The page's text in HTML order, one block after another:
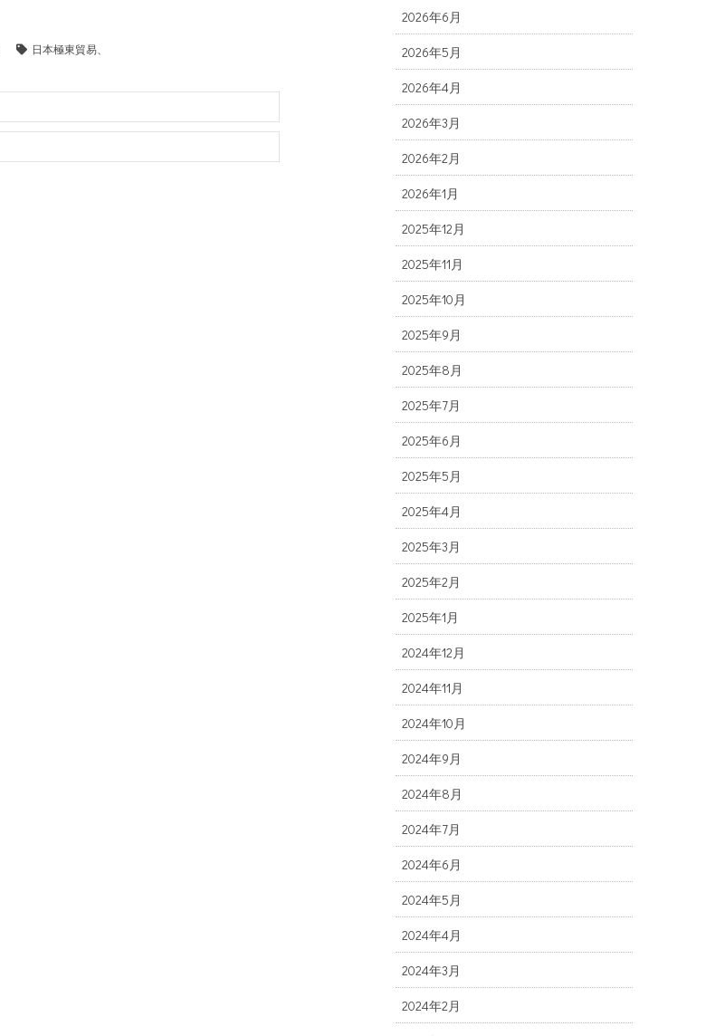
日本極東貿易、
2026年6月
2026年5月
2026年4月
2026年3月
2026年2月
2026年1月
2025年12月
2025年11月
2025年10月
2025年9月
2025年8月
2025年7月
2025年6月
2025年5月
2025年4月
2025年3月
2025年2月
2025年1月
2024年12月
2024年11月
2024年10月
2024年9月
2024年8月
2024年7月
2024年6月
2024年5月
2024年4月
2024年3月
2024年2月